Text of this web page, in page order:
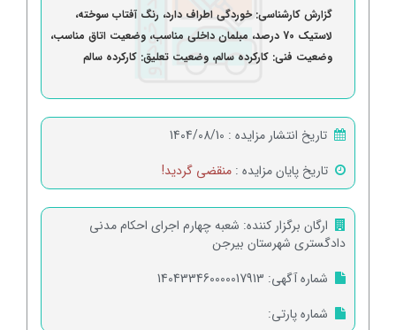
گزارش کارشناسی: خوردگی اطراف دارد، رنگ آفتاب سوخته،
لاستیک 70 درصد، مبلمان داخلی مناسب، وضعیت اتاق مناسب،
وضعیت فنی: کارکرده سالم، وضعیت تعلیق: کارکرده سالم
تاریخ انتشار مزایده : 1404/08/10
تاریخ پایان مزایده : منقضی گردید!
ارگان برگزار کننده: شعبه چهارم اجرای احکام مدنی
دادگستری شهرستان بیرجن
شماره آگهی: 140433460000017913
شماره پارتی: